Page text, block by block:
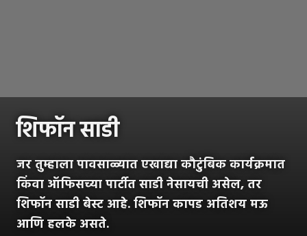
शिफॉन साडी
जर तुम्हाला पावसाळ्यात एखाद्या कौटुंबिक कार्यक्रमात
किंवा ऑफिसच्या पार्टीत साडी नेसायची असेल, तर
शिफॉन साडी बेस्ट आहे. शिफॉन कापड अतिशय मऊ
आणि हलके असते.